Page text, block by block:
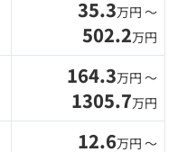
35.3万円 〜
502.2万円
164.3万円 〜
1305.7万円
12.6万円 〜